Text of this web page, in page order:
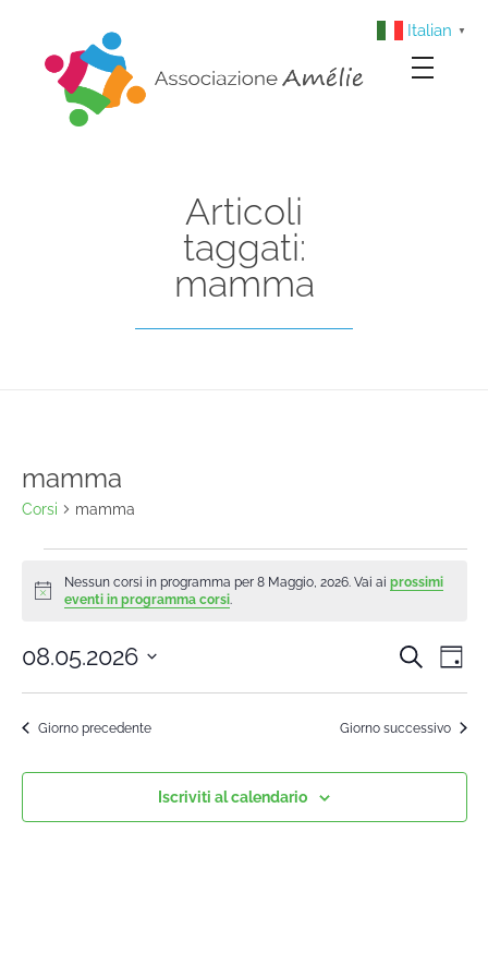
Articoli
taggati:
mamma
mamma
Corsi mamma
Notice
Nessun corsi in programma per 8 Maggio, 2026. Vai aiprossimi
eventi in programma corsi
Cerca
08.05.2026
Seleziona
Giorno precedente Giorno successivo
Iscriviti al calendario
Italian ▼